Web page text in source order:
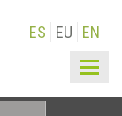
ES EU EN